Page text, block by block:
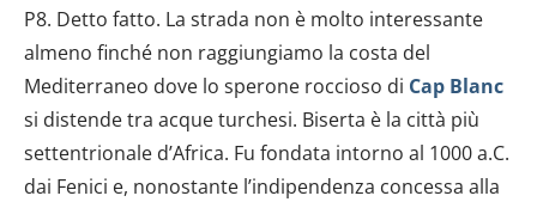
P8. Detto fatto. La strada non è molto interessante
almeno finché non raggiungiamo la costa del
Mediterraneo dove lo sperone roccioso di Cap Blanc
si distende tra acque turchesi. Biserta è la città più
settentrionale d’Africa. Fu fondata intorno al 1000 a.C.
dai Fenici e, nonostante l’indipendenza concessa alla